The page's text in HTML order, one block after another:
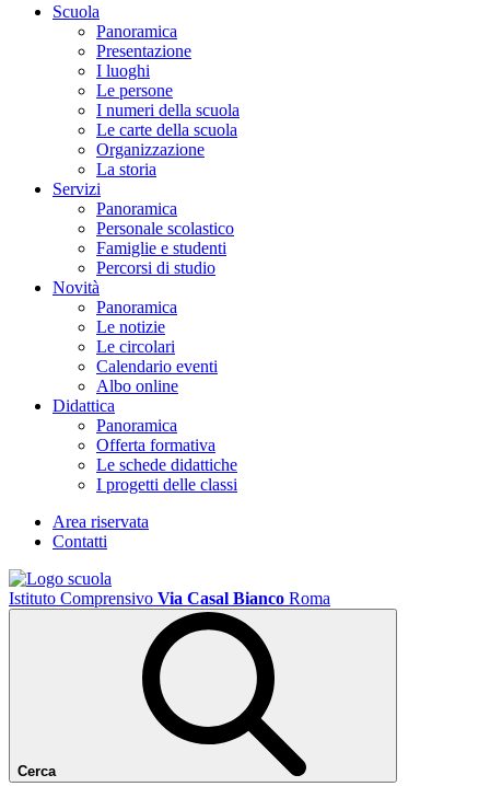
Scuola
Panoramica
Presentazione
I luoghi
Le persone
I numeri della scuola
Le carte della scuola
Organizzazione
La storia
Servizi
Panoramica
Personale scolastico
Famiglie e studenti
Percorsi di studio
Novità
Panoramica
Le notizie
Le circolari
Calendario eventi
Albo online
Didattica
Panoramica
Offerta formativa
Le schede didattiche
I progetti delle classi
Area riservata
Contatti
Istituto Comprensivo Via Casal Bianco Roma
Cerca